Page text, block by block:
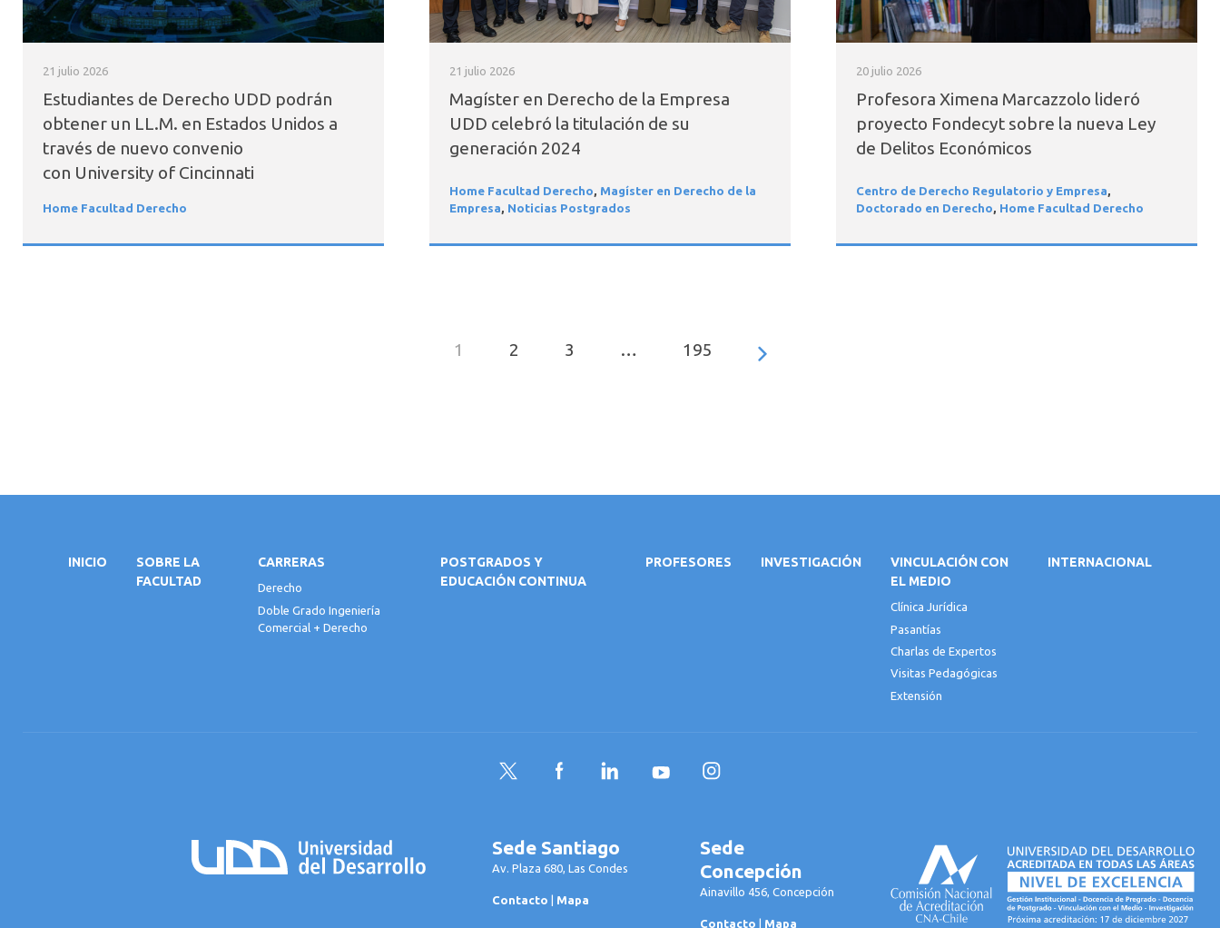
21 julio 2026
Estudiantes de Derecho UDD podrán
obtener un LL.M. en Estados Unidos a
través de nuevo convenio
con University of Cincinnati
Home Facultad Derecho
21 julio 2026
Magíster en Derecho de la Empresa
UDD celebró la titulación de su
generación 2024
Home Facultad Derecho, Magíster en Derecho de la
Empresa, Noticias Postgrados
20 julio 2026
Profesora Ximena Marcazzolo lideró
proyecto Fondecyt sobre la nueva Ley
de Delitos Económicos
Centro de Derecho Regulatorio y Empresa,
Doctorado en Derecho, Home Facultad Derecho
1 2 3 … 195
INICIO
SOBRE LA
FACULTAD
CARRERAS
Derecho
Doble Grado Ingeniería
Comercial + Derecho
POSTGRADOS Y
EDUCACIÓN CONTINUA
PROFESORES INVESTIGACIÓN
VINCULACIÓN CON
EL MEDIO
Clínica Jurídica
Pasantías
Charlas de Expertos
Visitas Pedagógicas
Extensión
INTERNACIONAL
Twitter FacebookLinkedInYouTubeInstagram
Sede Santiago
Av. Plaza 680, Las Condes
Contacto | Mapa
Sede
Concepción
Ainavillo 456, Concepción
Contacto | Mapa